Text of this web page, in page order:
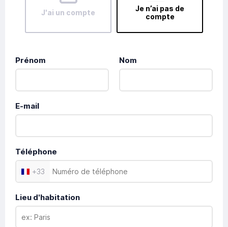
J'ai un compte
Je n’ai pas de
compte
Prénom Nom
E-mail
Téléphone
+33
Lieu d'habitation